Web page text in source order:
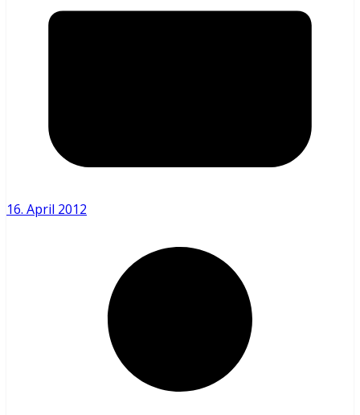
16. April 2012